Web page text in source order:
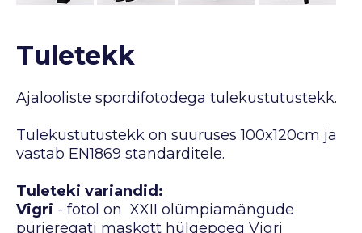
Tuletekk
Ajalooliste spordifotodega tulekustutustekk.
Tulekustutustekk on suuruses 100x120cm ja
vastab EN1869 standarditele.
Tuleteki variandid:
Vigri - fotol on XXII olümpiamängude
purjeregati maskott hülgepoeg Vigri